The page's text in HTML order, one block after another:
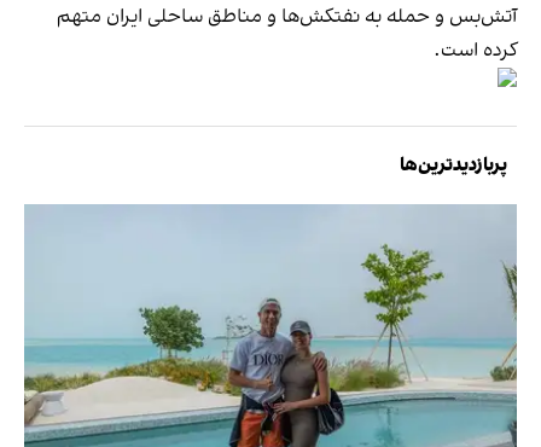
آتش‌بس و حمله به نفتکش‌ها و مناطق ساحلی ایران متهم
کرده است.
پربازدیدترین‌ها